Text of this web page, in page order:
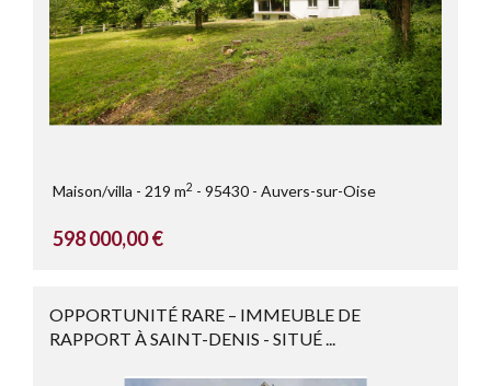
Maison/villa 219 m2 95430 Auvers-sur-Oise
598 000,00 €
OPPORTUNITÉ RARE – IMMEUBLE DE
RAPPORT À SAINT-DENIS - SITUÉ ...